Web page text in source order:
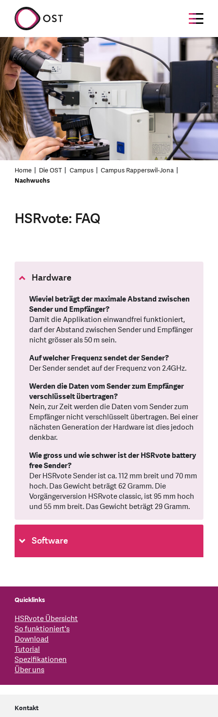
Home Die OST Campus
Campus Rapperswil-Jona
Nachwuchs
HSRvote: FAQ
Hardware
Wieviel beträgt der maximale Abstand zwischen
Sender und Empfänger?
Damit die Applikation einwandfrei funktioniert,
darf der Abstand zwischen Sender und Empfänger
nicht grösser als 50 m sein.
Auf welcher Frequenz sendet der Sender?
Der Sender sendet auf der Frequenz von 2.4GHz.
Werden die Daten vom Sender zum Empfänger
verschlüsselt übertragen?
Nein, zur Zeit werden die Daten vom Sender zum
Empfänger nicht verschlüsselt übertragen. Bei einer
nächsten Generation der Hardware ist dies jedoch
denkbar.
Wie gross und wie schwer ist der HSRvote battery
free Sender?
Der HSRvote Sender ist ca. 112 mm breit und 70 mm
hoch. Das Gewicht beträgt 62 Gramm. Die
Vorgängerversion HSRvote classic, ist 95 mm hoch
und 55 mm breit. Das Gewicht beträgt 29 Gramm.
Software
Quicklinks
HSRvote Übersicht
So funktioniert's
Download
Tutorial
Spezifikationen
Über uns
Kontakt